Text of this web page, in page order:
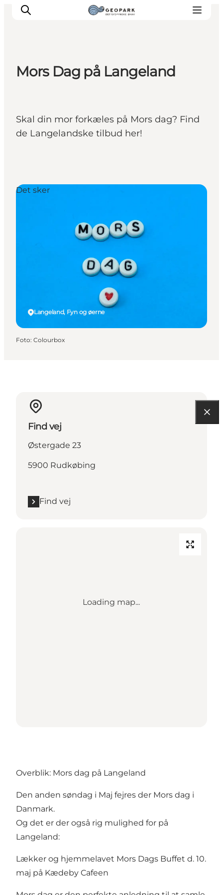
Mors Dag på Langeland
Skal din mor forkæles på Mors dag? Find
de Langelandske tilbud her!
Langeland, Fyn og øerne
Det sker
Foto: Colourbox
Find vej
Østergade 23
5900 Rudkøbing
Find vej
Loading map...
Overblik: Mors dag på Langeland
Den anden søndag i Maj fejres der Mors dag i
Danmark.
Og det er der også rig mulighed for på
Langeland:
Lækker og hjemmelavet Mors Dags Buffet d. 10.
maj på Kædeby Cafeen